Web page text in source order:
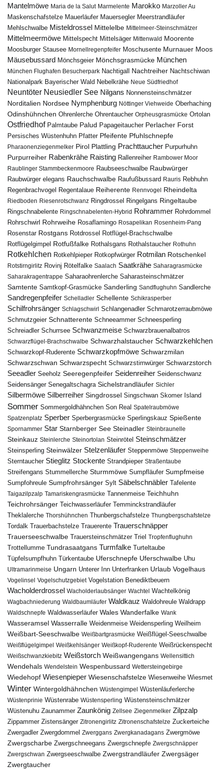
Mantelmöwe Maria de la Salut Marmelente Marokko Marzoller Au
Maskenschafstelze Mauerläufer Mauersegler Meerstrandläufer
Mehlschwalbe Misteldrossel Mittelelbe Mittelmeer-Steinschmätzer
Mittelmeermöwe Mittelspecht Mittelsäger Mittenwald Moorente
Moosburger Stausee Mornellregenpfeifer Moschusente Murnauer Moos
Mäusebussard Mönchsgeier Mönchsgrasmücke München
München Flughafen Besucherpark Nachtigall Nachtreiher Nachtschiwan
Nationalpark Bayerischer Wald Nebelkrähe Neue Südfriedhof
Neuntöter Neusiedler See Nilgans Nonnensteinschmätzer
Norditalien Nordsee Nymphenburg Nöttinger Viehweide Oberhaching
Odinshühnchen Ohrenlerche Ohrentaucher Orpheusgrasmücke Ortolan
Ostfriedhof Palmtaube Palud Papageitaucher Perlacher Forst
Persisches Wüstenhuhn Pfatter Pfeifente Pfuhlschnepfe
Pharaonenziegenmelker Pirol Plattling Prachttaucher Purpurhuhn
Purpurreiher Rabenkrähe Raisting Rallenreiher Rambower Moor
Raublinger Stammbeckenmoore Raubseeschwalbe Raubwürger
Raubwürger elegans Rauchschwalbe Raufußbussard Rauris Rebhuhn
Regenbrachvogel Regentalaue Reiherente Rennvogel Rheindelta
Riedboden Riesenrotschwanz Ringdrossel Ringelgans Ringeltaube
Ringschnabelente Ringschnabelenten-Hybrid Rohrammer Rohrdommel
Rohrschwirl Rohrweihe Rosaflamingo Rosapelikan Rosenheim-Pang
Rosenstar Rostgans Rotdrossel
Rotflügel-Brachschwalbe
Rotflügelgimpel Rotfußfalke Rothalsgans Rothalstaucher Rothuhn
Rotkehlchen Rotkehlpieper Rotkopfwürger Rotmilan Rotschenkel
Rotstirngirlitz Rovinj Rötelfalke Saalach Saatkrähe Saharagrasmücke
Saharakragentrappe Saharaohrenlerche Saharasteinschmätzer
Samtente Samtkopf-Grasmücke Sanderling Sandflughuhn Sandlerche
Sandregenpfeifer Schelladler Schellente Schikrasperber
Schilfrohrsänger Schlagschwirl Schlangenadler Schmarotzerraubmöwe
Schmutzgeier Schnatterente Schneeammer Schneesperling
Schreiadler Schurrsee Schwanzmeise Schwarzbrauenalbatros
Schwarzflügel-Brachschwalbe Schwarzhalstaucher Schwarzkehlchen
Schwarzkopf-Ruderente Schwarzkopfmöwe Schwarzmilan
Schwarzschwan Schwarzspecht Schwarzstirnwürger Schwarzstorch
Seeadler Seeholz Seeregenpfeifer Seidenreiher Seidenschwanz
Seidensänger Senegaltschagra Sichelstrandläufer Sichler
Silbermöwe Silberreiher Singdrossel Singschwan Skomer Island
Sommer Sommergoldhähnchen Son Real Spatelraubmöwe
Spatzenplatz Sperber Sperbergrasmücke Sperlingskauz Spießente
Spornammer Star Starnberger See Steinadler Steinbraunelle
Steinkauz Steinlerche Steinortolan Steinrötel Steinschmätzer
Steinsperling Steinwälzer Stelzenläufer Steppenmöwe Steppenweihe
Sterntaucher Stieglitz Stockente Strandpieper Straßentaube
Streifengans Stummellerche Sturmmöwe Sumpfläufer Sumpfmeise
Sumpfohreule Sumpfrohrsänger Sylt Säbelschnäbler Tafelente
Taigazilpzalp Tamariskengrasmücke Tannenmeise Teichhuhn
Teichrohrsänger Teichwasserläufer Temminckstrandläufer
Theklalerche Thorshühnchen Thunbergschafstelze Thungbergschafstelze
Tordalk Trauerbachstelze Trauerente Trauerschnäpper
Trauerseeschwalbe Trauersteinschmätzer Triel Tropfenflughuhn
Trottellumme Tundrasaatgans Turmfalke Turteltaube
Tüpfelsumpfhuhn
Türkentaube Uferschnepfe Uferschwalbe Uhu
Ultramarinmeise Ungarn Unterer Inn Unterfranken Urlaub Vogelhaus
Vogelinsel Vogelschutzgebiet Vogelstation Benediktbeuern
Wacholderdrossel Wacholderlaubsänger Wachtel Wachtelkönig
Wagbachniederung Waldbaumläufer Waldkauz Waldohreule Waldrapp
Waldschnepfe Waldwasserläufer Wales Wanderfalke Wank
Wasseramsel Wasserralle Weidenmeise Weidensperling Weilheim
Weißbart-Seeschwalbe Weißbartgrasmücke Weißflügel-Seeschwalbe
Weißflügelgimpel Weißkehlsänger Weißkopf-Ruderente Weißrückenspecht
Weißschwanzkiebitz Weißstorch Weißwangengans Wellensittich
Wendehals Wendelstein Wespenbussard Wettersteingebirge
Wiedehopf Wiesenpieper Wiesenschafstelze Wiesenweihe Wiesmet
Winter Wintergoldhähnchen Wüstengimpel Wüstenläuferlerche
Wüstenprinie Wüstenrabe Wüstensperling Wüstensteinschmätzer
Wüstenuhu Zaunammer Zaunkönig Zellsee Ziegenmelker Zilpzalp
Zippammer Zistensänger Zitronengirlitz Zitronenschafstelze Zuckerteiche
Zwergadler Zwergdommel Zwerggans Zwergkanadagans Zwergmöwe
Zwergscharbe Zwergschneegans Zwergschnepfe Zwergschnäpper
Zwergschwan Zwergseeschwalbe Zwergstrandläufer Zwergsäger
Zwergtaucher